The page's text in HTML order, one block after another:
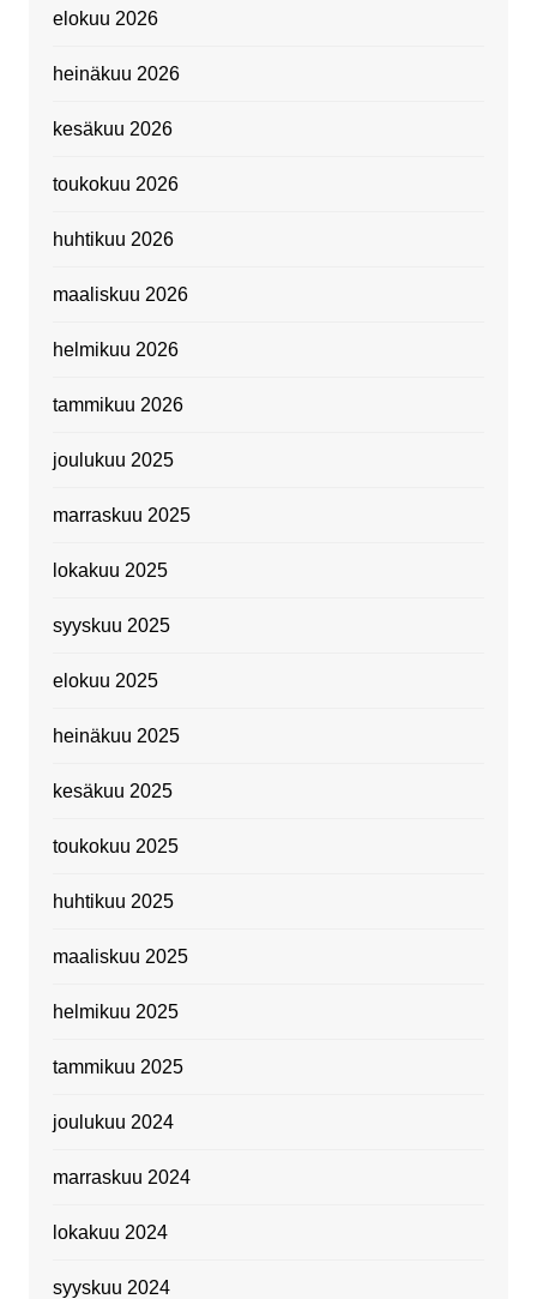
elokuu 2026
heinäkuu 2026
kesäkuu 2026
toukokuu 2026
huhtikuu 2026
maaliskuu 2026
helmikuu 2026
tammikuu 2026
joulukuu 2025
marraskuu 2025
lokakuu 2025
syyskuu 2025
elokuu 2025
heinäkuu 2025
kesäkuu 2025
toukokuu 2025
huhtikuu 2025
maaliskuu 2025
helmikuu 2025
tammikuu 2025
joulukuu 2024
marraskuu 2024
lokakuu 2024
syyskuu 2024